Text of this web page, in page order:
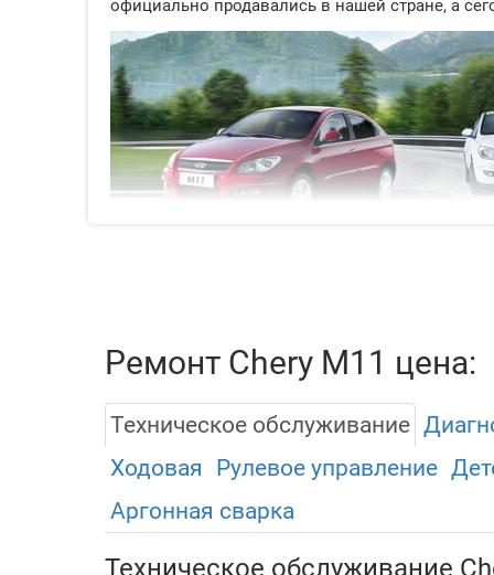
официально продавались в нашей стране, а
Модели предлагались с двумя атмосферными
крутящего момента). Старший – объемом 1.8л –
ступенчатые механические КПП и вариаторы.
многорычажной конструкции сзади. В
колесо.
Спецификации:
Ремонт Chery M11 цена:
Техническое обслуживание
Ходовая
Рулевое управление
Аргонная сварка
Техническое обслуживание